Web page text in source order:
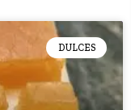
DULCES